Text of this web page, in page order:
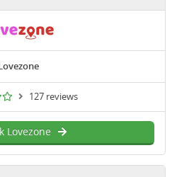
Lovezone
127 reviews
Lovezone